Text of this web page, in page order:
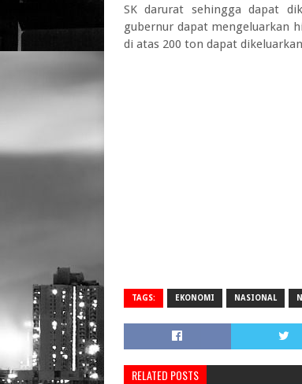
SK darurat sehingga dapat
gubernur dapat mengeluarkan
di atas 200 ton dapat
TAGS: EKONOMI NASIONAL
RELATED POSTS